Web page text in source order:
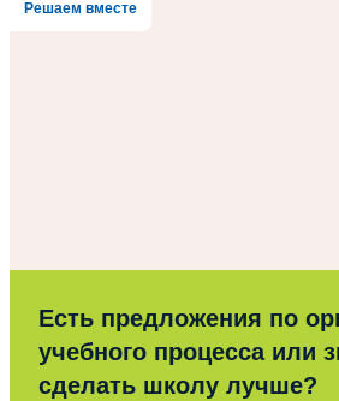
Решаем вместе
Есть предложения по
учебного процесса или
сделать школу лучше?